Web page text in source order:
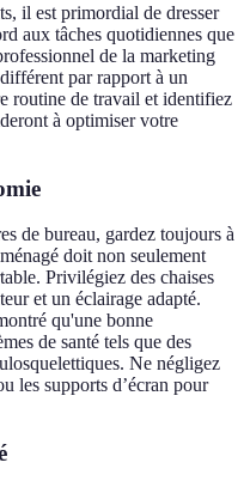
il est primordial de dresser
aux tâches quotidiennes que
de la marketing
par rapport à un
routine de travail et identifiez
à optimiser votre
de bureau, gardez toujours à
doit non seulement
Privilégiez des chaises
et un éclairage adapté.
qu'une bonne
de santé tels que des
Ne négligez
les supports d’écran pour